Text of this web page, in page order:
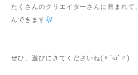
たくさんのクリエイターさんに囲まれて
んできます
ぜひ、遊びにきてくださいね(〃´ω`〃)